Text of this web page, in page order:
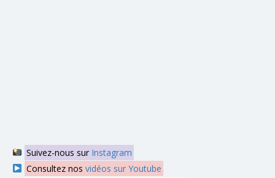
Suivez-nous sur Instagram
Consultez nos vidéos sur Youtube